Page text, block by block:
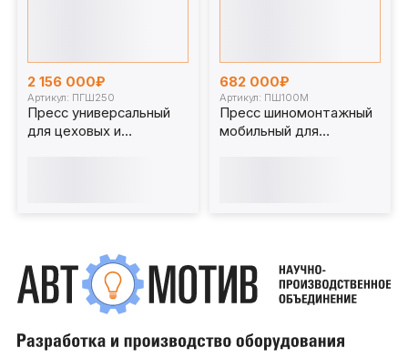
2 156 000₽
Артикул: ПГШ250
Пресс универсальный
для цеховых и
682 000₽
Артикул: ПШ100М
Пресс шиномонтажный
мобильный для